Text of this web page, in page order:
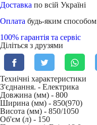
Доставка по всій Україні
Оплата будь-яким способом
100% гарантія та сервіс
Діліться з друзями
Технічні характеристики
З'єднання. - Електрика
Довжина (мм) - 800
Ширина (мм) - 850(970)
Висота (мм) - 850/1050
Об'єм (л) - 150